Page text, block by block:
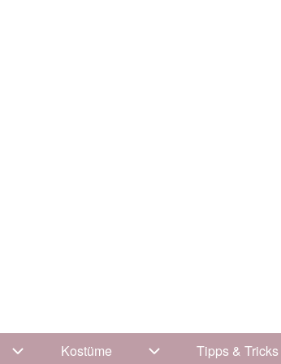
Unternavigation von Kleidung
Kostüme Unternavigation von
Tipps & Tricks